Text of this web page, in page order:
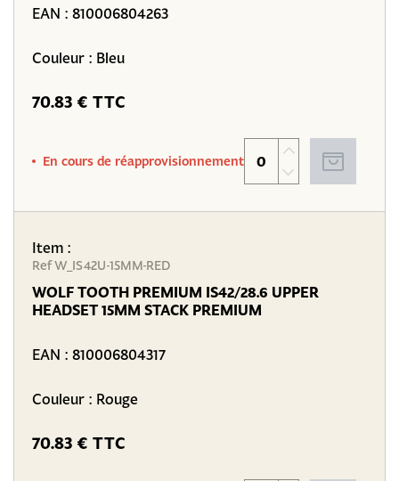
EAN : 810006804263
Couleur : Bleu
70.83 € TTC
En cours de réapprovisionnement
Item :
Ref W_IS42U-15MM-RED
WOLF TOOTH PREMIUM IS42/28.6 UPPER
HEADSET 15MM STACK PREMIUM
EAN : 810006804317
Couleur : Rouge
70.83 € TTC